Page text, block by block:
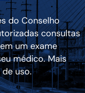
do Conselho
consultas
um exame
médico. Mais
uso.